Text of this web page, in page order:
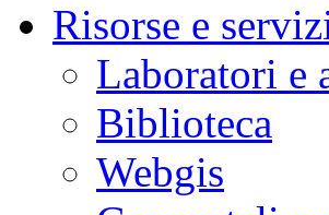
Risorse e
Laboratori e
Biblioteca
Webgis